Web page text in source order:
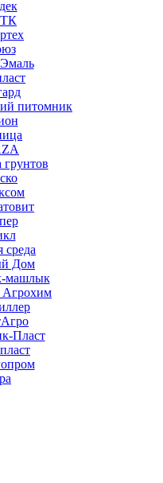
питомник
среда
Дом
машлык
Пласт